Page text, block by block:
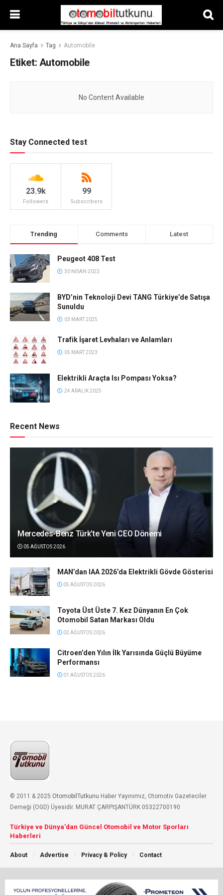
Ana Sayfa Tag Automobile
Etiket: Automobile
No Content Available
Stay Connected test
23.9k
Followers
99
Subscribers
Trending Comments Latest
Peugeot 408 Test
30 NISAN 2023
BYD’nin Teknoloji Devi TANG Türkiye’de Satışa
Sunuldu
03 MART 2025
Trafik İşaret Levhaları ve Anlamları
05 MART 2023
Elektrikli Araçta Isı Pompası Yoksa?
24 ARALIK 2025
Recent News
Mercedes-Benz Türk’te Yeni CEO Dönemi
05 AĞUSTOS 2026
MAN’dan IAA 2026’da Elektrikli Gövde Gösterisi
05 AĞUSTOS 2026
Toyota Üst Üste 7. Kez Dünyanın En Çok
Otomobil Satan Markası Oldu
02 AĞUSTOS 2026
Citroen’den Yılın İlk Yarısında Güçlü Büyüme
Performansı
01 AĞUSTOS 2026
© 2011 & 2025 OtomobilTutkunu Haber Yayınımız, Otomotiv Gazeteciler
Derneği (OGD) Üyesidir. MURAT ÇARPIŞANTÜRK 05322700190
Türkiye ve Dünya'dan Güncel Otomobil ve Motor Sporları
Haberleri
About Advertise Privacy & Policy Contact
Sosyal Medyada Takip Et